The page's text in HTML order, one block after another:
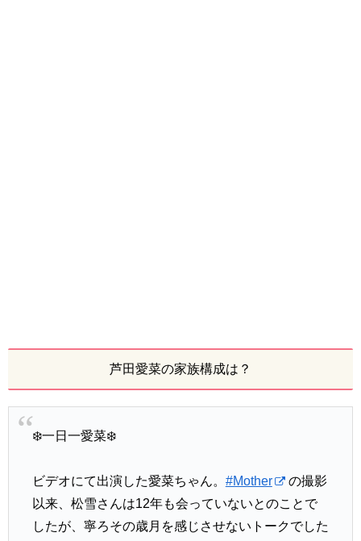
芦田愛菜の家族構成は？
❄️一日一愛菜❄️
ビデオにて出演した愛菜ちゃん。 #Mother
の撮影
以来、松雪さんは12年も会っていないとのことで
したが、寧ろその歳月を感じさせないトークでした